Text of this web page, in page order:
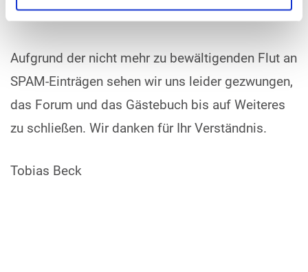
Aufgrund der nicht mehr zu bewältigenden Flut an
SPAM-Einträgen sehen wir uns leider gezwungen,
das Forum und das Gästebuch bis auf Weiteres
zu schließen. Wir danken für Ihr Verständnis.
Tobias Beck